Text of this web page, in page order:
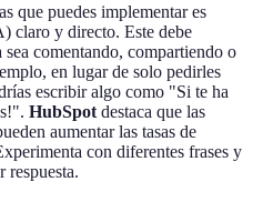
que puedes implementar es
claro y directo. Este debe
comentando, compartiendo o
en lugar de solo pedirles
escribir algo como "Si te ha
HubSpot destaca que las
aumentar las tasas de
con diferentes frases y
respuesta.